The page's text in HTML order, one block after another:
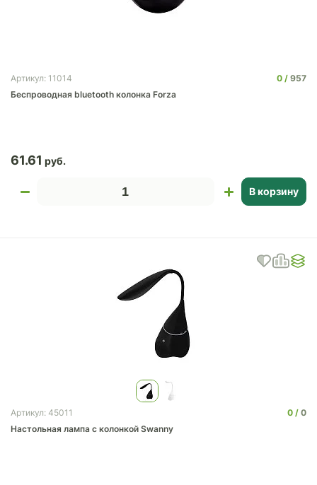
Артикул: 11014 0
957
Беспроводная bluetooth колонка Forza
61.61
В корзину
Артикул: 45011 0
0
Настольная лампа с колонкой Swanny